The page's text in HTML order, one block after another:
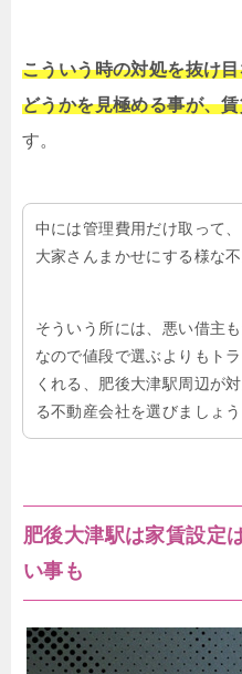
こういう時の対処を抜け
どうかを見極める事が、
す。
中には管理費用だけ取って
大家さんまかせにする様な
そういう所には、悪い借主
なので値段で選ぶよりもト
くれる、肥後大津駅周辺が
る不動産会社を選びましょう
肥後大津駅は家賃設定
い事も